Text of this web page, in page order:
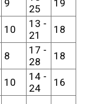
9
25
19
10
13 -
21
18
8
17 -
28
18
10
14 -
24
16